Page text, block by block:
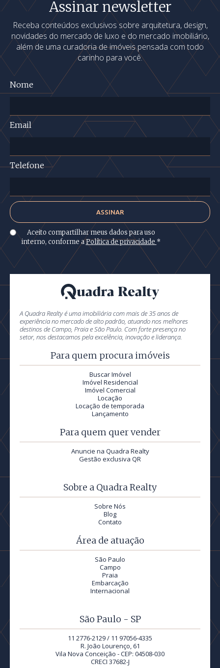
Assinar newsletter
Receba conteúdos exclusivos sobre arquitetura, design,
novidades do mercado de luxo e do mercado imobiliário,
além de uma curadoria de imóveis pensada com todo
carinho para você.
Nome
Email
Telefone
Aceito compartilhar meus dados para uso
interno, conforme aPolítica de privacidade *
A Quadra Realty é uma imobiliária com mais de 35 anos de
experiência no mercado de alto padrão, atuando nos melhores
destinos de Campo, Praia e São Paulo. Com forte presença no
setor, nos destacamos pela excelência, inovação e liderança.
Para quem procura imóveis
Buscar Imóvel
Imóvel Residencial
Imóvel Comercial
Locação
Locação de temporada
Lançamento
Para quem quer vender
Anuncie na Quadra Realty
Gestão exclusiva QR
Sobre a Quadra Realty
Sobre Nós
Blog
Contato
Área de atuação
São Paulo
Campo
Praia
Embarcação
Internacional
São Paulo - SP
11 2776-2129 / 11 97056-4335
R. João Lourenço, 61
Vila Nova Conceição - CEP: 04508-030
CRECI 37682-J